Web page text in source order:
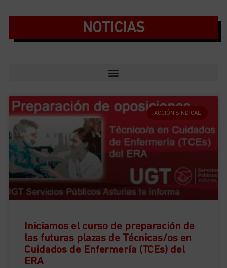
NOTICIAS
ACCIÓN SINDICAL
Iniciamos el curso de preparación de
las futuras plazas de Técnicas/os en
Cuidados de Enfermería (TCEs) del
ERA